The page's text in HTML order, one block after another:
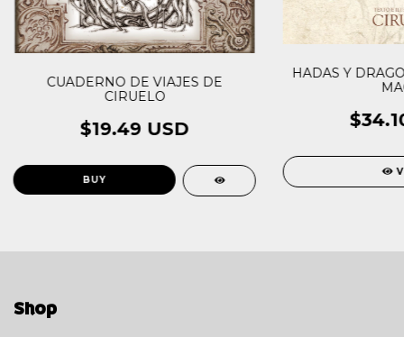
CUADERNO DE VIAJES DE
CIRUELO
$19.49 USD
HADAS Y
Shop